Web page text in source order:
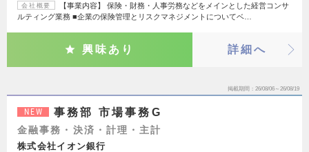
会社概要
【事業内容】 保険・財務・人事労務などをメインとした経営コンサ
ルティング業務 ■企業の保険管理とリスクマネジメントについてベ…
興味あり 詳細へ
掲載期間 26/08/06～26/08/19
NEW 事務部 市場事務G
金融事務・決済・計理・主計
株式会社イオン銀行